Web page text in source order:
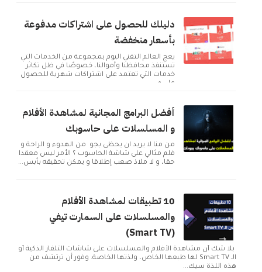
دليلك للحصول على اشتراكات مدفوعة
بأسعار منخفضة
يعج العالم التقني اليوم بمجموعة من الخدمات التي
تستنفذ محافظنا وأموالنا، خصوصًا في ظل تكاثر
خدمات التي تعتمد على اشتراكات شهرية للحصول
على م...
أفضل البرامج المجانية لمشاهدة الأفلام
و المسلسلات على حاسوبك
من منا لا يريد ان يحظى بجو من الهدوء و الراحة و
فلم مثالي على شاشة الحاسوب ؟ الأمر ليس معقدا
حقا، و لا ملاذ صعب إطلاقا و يمكن تحقيقه بأبس...
10 تطبيقات لمشاهدة الأفلام
والمسلسلات على السمارت تيفي
(Smart TV)
بلا شك أن مشاهدة الأفلام والمسلسلات على شاشات التلفاز الذكية أو
الـ Smart TV لها طبعها الخاص، ولذتها الخاصة. وفور أن ترتشف من
هذه اللذة سيك...